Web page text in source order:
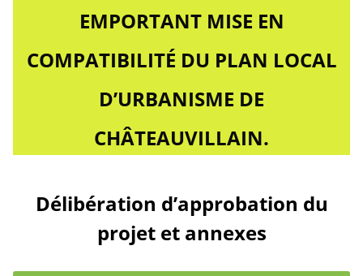
EMPORTANT MISE EN
COMPATIBILITÉ DU PLAN LOCAL
D’URBANISME DE
CHÂTEAUVILLAIN.
Délibération d’approbation du
projet et annexes